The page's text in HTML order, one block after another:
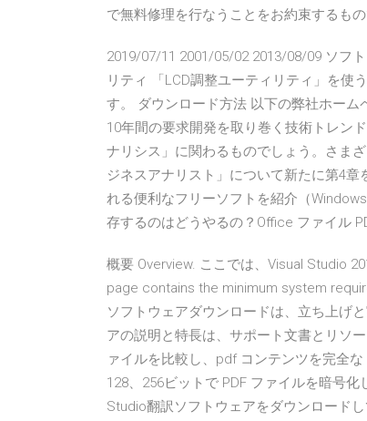
で無料修理を行なうことをお約束するもの
2019/07/11 2001/05/02 2013/08/09 ソフ
リティ 「LCD調整ユーティリティ」を使
す。 ダウンロード方法 以下の弊社ホー
10年間の要求開発を取り巻く技術トレン
ナリシス」に関わるものでしょう。さま
ジネスアナリスト」について新たに第4
れる便利なフリーソフトを紹介（
存するのはどうやるの？Office ファイル
概要 Overview. ここでは、Visual Studio
page contains the minimum system
ソフトウェアダウンロードは、立ち上げ
アの説明と特長は、サポート文書とリソ
ァイルを比較し、pdf コンテンツを完全
128、256ビットで PDF ファイルを暗号
Studio翻訳ソフトウェアをダウンロード